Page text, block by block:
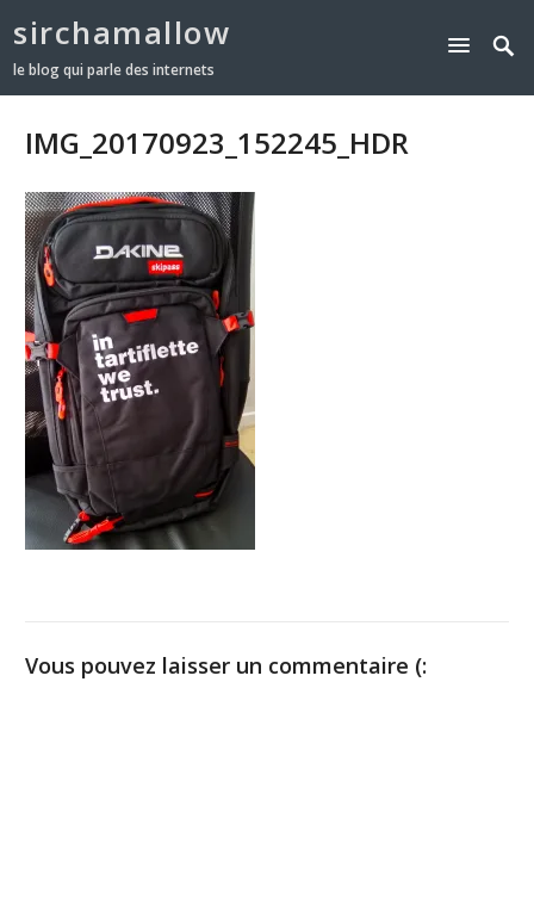
sirchamallow
le blog qui parle des internets
IMG_20170923_152245_HDR
Vous pouvez laisser un commentaire (: